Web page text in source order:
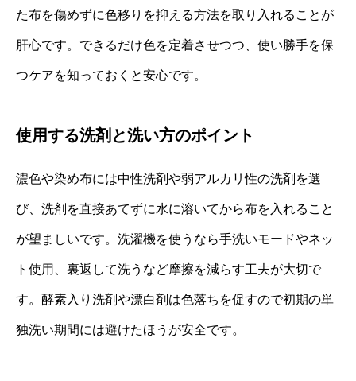
た布を傷めずに色移りを抑える方法を取り入れることが
肝心です。できるだけ色を定着させつつ、使い勝手を保
つケアを知っておくと安心です。
使用する洗剤と洗い方のポイント
濃色や染め布には中性洗剤や弱アルカリ性の洗剤を選
び、洗剤を直接あてずに水に溶いてから布を入れること
が望ましいです。洗濯機を使うなら手洗いモードやネッ
ト使用、裏返して洗うなど摩擦を減らす工夫が大切で
す。酵素入り洗剤や漂白剤は色落ちを促すので初期の単
独洗い期間には避けたほうが安全です。